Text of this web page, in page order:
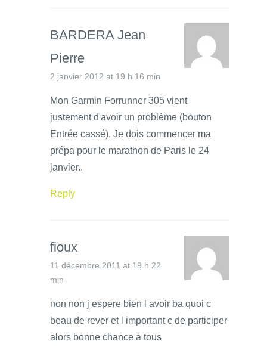
BARDERA Jean
Pierre
2 janvier 2012 at 19 h 16 min
Mon Garmin Forrunner 305 vient
justement d'avoir un problème (bouton
Entrée cassé). Je dois commencer ma
prépa pour le marathon de Paris le 24
janvier..
Reply
fioux
11 décembre 2011 at 19 h 22
min
non non j espere bien l avoir ba quoi c
beau de rever et l important c de participer
alors bonne chance a tous